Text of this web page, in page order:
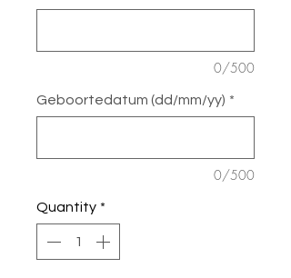
0/500
Geboortedatum (dd/mm/yy) *
0/500
Quantity *